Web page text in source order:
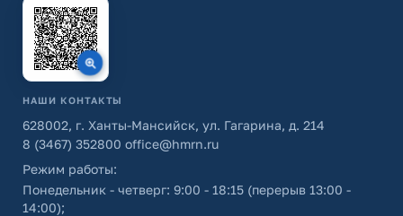
НАШИ КОНТАКТЫ
628002, г. Ханты-Мансийск, ул. Гагарина, д. 214
8 (3467) 352800 office@hmrn.ru
Режим работы:
Понедельник - четверг: 9:00 - 18:15 (перерыв 13:00 -
14:00);